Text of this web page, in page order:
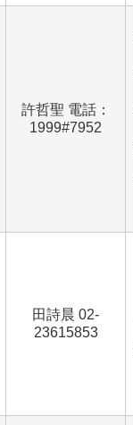
許哲聖 電話：
1999#7952
田詩晨 02-
23615853